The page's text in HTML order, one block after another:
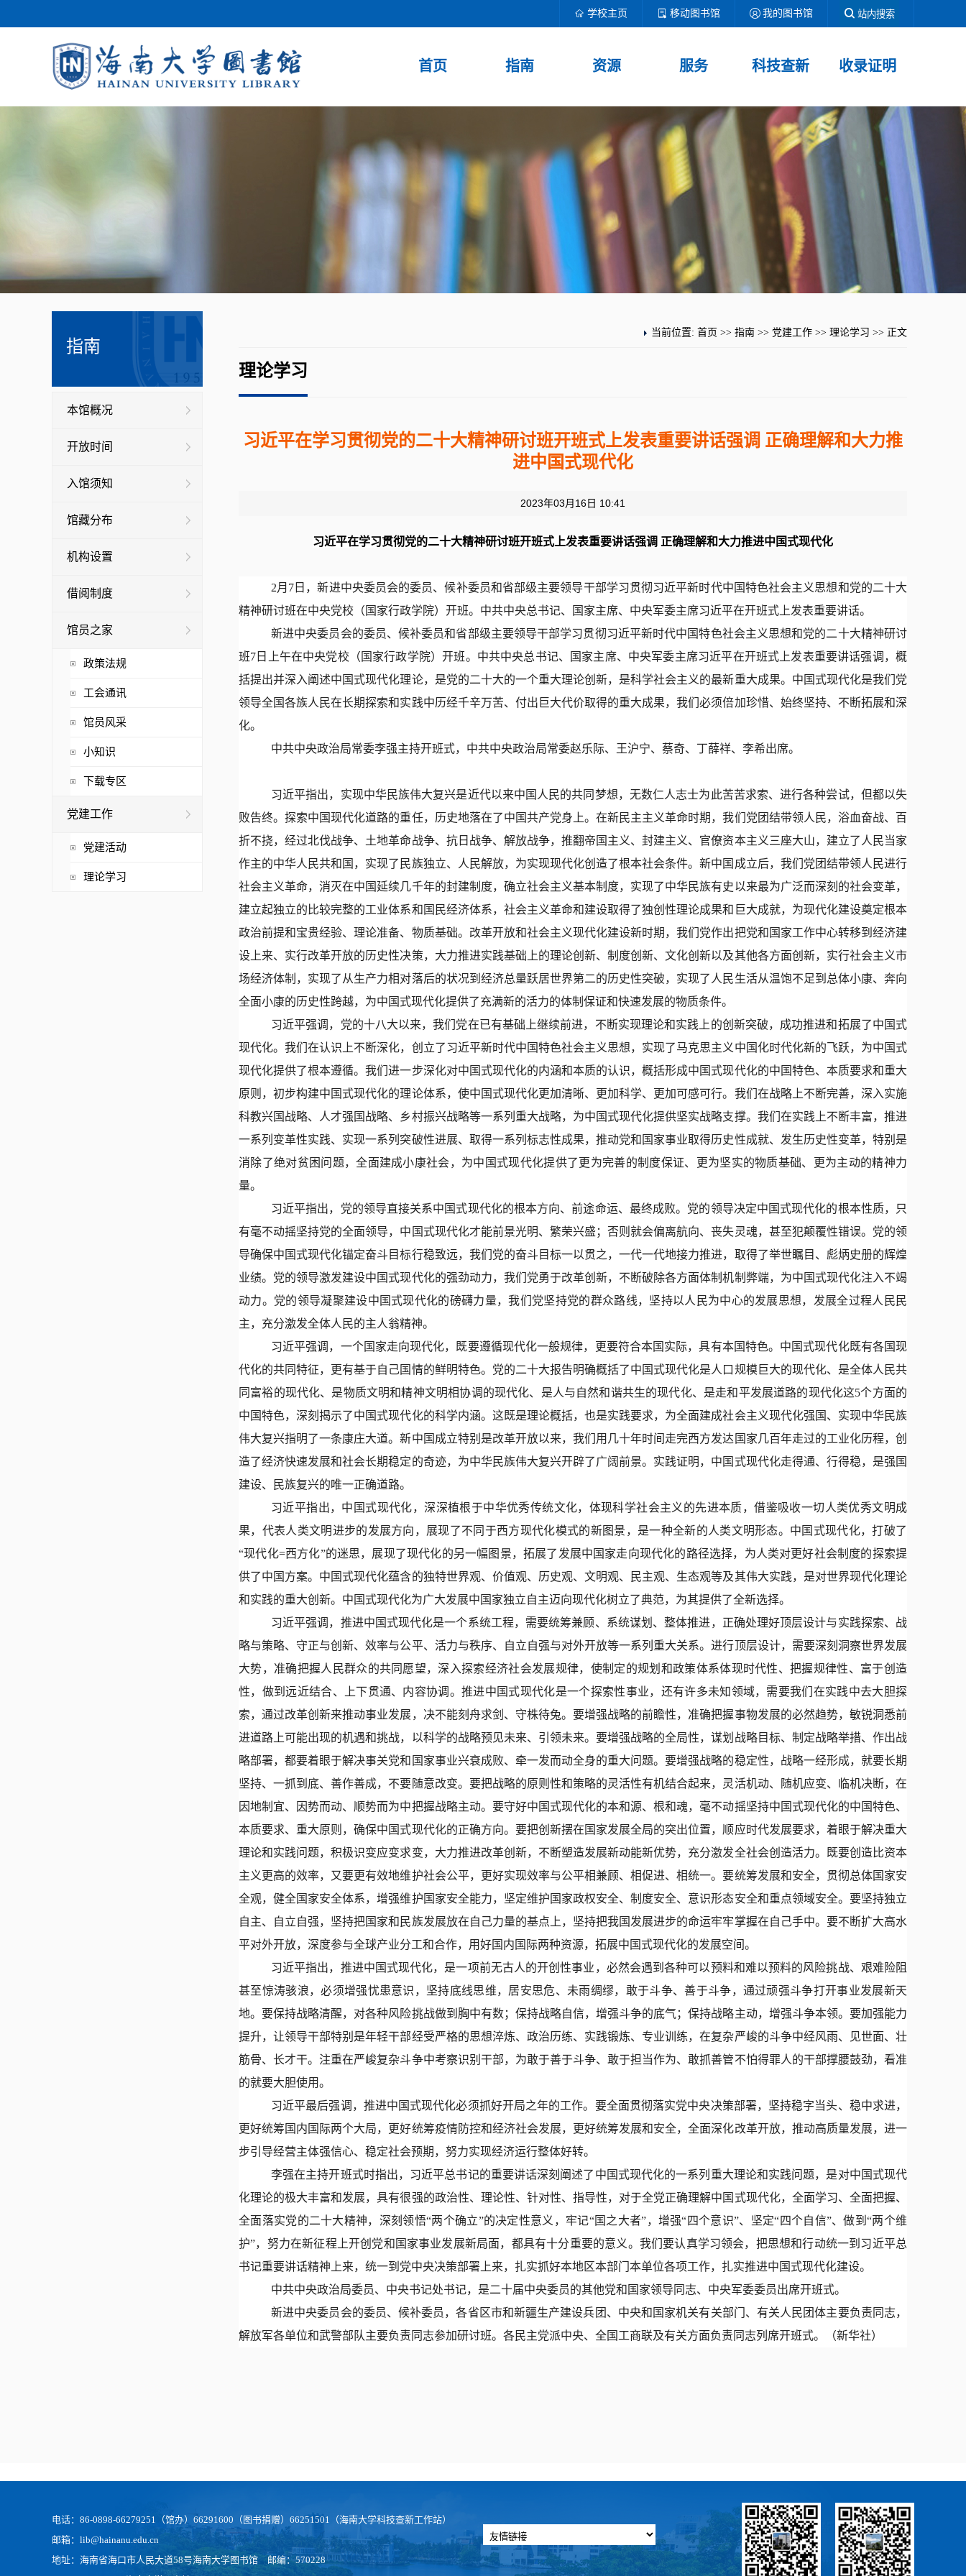
站内搜索
我的图书馆
移动图书馆
学校主页
首页 指南 资源 服务 科技查新 收录证明
指南
本馆概况
开放时间
入馆须知
馆藏分布
机构设置
借阅制度
馆员之家
政策法规
工会通讯
馆员风采
小知识
下载专区
党建工作
党建活动
理论学习
当前位置: 首页 >> 指南 >> 党建工作 >> 理论学习 >> 正文
理论学习
习近平在学习贯彻党的二十大精神研讨班开班式上发表重要讲话强调 正确理解和大力推
进中国式现代化
2023年03月16日 10:41
习近平在学习贯彻党的二十大精神研讨班开班式上发表重要讲话强调 正确理解和大力推进中国式现代化
2月7日，新进中央委员会的委员、候补委员和省部级主要领导干部学习贯彻习近平新时代中国特色社会主义思想和党的二十大
精神研讨班在中央党校（国家行政学院）开班。中共中央总书记、国家主席、中央军委主席习近平在开班式上发表重要讲话。
新进中央委员会的委员、候补委员和省部级主要领导干部学习贯彻习近平新时代中国特色社会主义思想和党的二十大精神研讨
班7日上午在中央党校（国家行政学院）开班。中共中央总书记、国家主席、中央军委主席习近平在开班式上发表重要讲话强调，概
括提出并深入阐述中国式现代化理论，是党的二十大的一个重大理论创新，是科学社会主义的最新重大成果。中国式现代化是我们党
领导全国各族人民在长期探索和实践中历经千辛万苦、付出巨大代价取得的重大成果，我们必须倍加珍惜、始终坚持、不断拓展和深
化。
中共中央政治局常委李强主持开班式，中共中央政治局常委赵乐际、王沪宁、蔡奇、丁薛祥、李希出席。
习近平指出，实现中华民族伟大复兴是近代以来中国人民的共同梦想，无数仁人志士为此苦苦求索、进行各种尝试，但都以失
败告终。探索中国现代化道路的重任，历史地落在了中国共产党身上。在新民主主义革命时期，我们党团结带领人民，浴血奋战、百
折不挠，经过北伐战争、土地革命战争、抗日战争、解放战争，推翻帝国主义、封建主义、官僚资本主义三座大山，建立了人民当家
作主的中华人民共和国，实现了民族独立、人民解放，为实现现代化创造了根本社会条件。新中国成立后，我们党团结带领人民进行
社会主义革命，消灭在中国延续几千年的封建制度，确立社会主义基本制度，实现了中华民族有史以来最为广泛而深刻的社会变革，
建立起独立的比较完整的工业体系和国民经济体系，社会主义革命和建设取得了独创性理论成果和巨大成就，为现代化建设奠定根本
政治前提和宝贵经验、理论准备、物质基础。改革开放和社会主义现代化建设新时期，我们党作出把党和国家工作中心转移到经济建
设上来、实行改革开放的历史性决策，大力推进实践基础上的理论创新、制度创新、文化创新以及其他各方面创新，实行社会主义市
场经济体制，实现了从生产力相对落后的状况到经济总量跃居世界第二的历史性突破，实现了人民生活从温饱不足到总体小康、奔向
全面小康的历史性跨越，为中国式现代化提供了充满新的活力的体制保证和快速发展的物质条件。
习近平强调，党的十八大以来，我们党在已有基础上继续前进，不断实现理论和实践上的创新突破，成功推进和拓展了中国式
现代化。我们在认识上不断深化，创立了习近平新时代中国特色社会主义思想，实现了马克思主义中国化时代化新的飞跃，为中国式
现代化提供了根本遵循。我们进一步深化对中国式现代化的内涵和本质的认识，概括形成中国式现代化的中国特色、本质要求和重大
原则，初步构建中国式现代化的理论体系，使中国式现代化更加清晰、更加科学、更加可感可行。我们在战略上不断完善，深入实施
科教兴国战略、人才强国战略、乡村振兴战略等一系列重大战略，为中国式现代化提供坚实战略支撑。我们在实践上不断丰富，推进
一系列变革性实践、实现一系列突破性进展、取得一系列标志性成果，推动党和国家事业取得历史性成就、发生历史性变革，特别是
消除了绝对贫困问题，全面建成小康社会，为中国式现代化提供了更为完善的制度保证、更为坚实的物质基础、更为主动的精神力
量。
习近平指出，党的领导直接关系中国式现代化的根本方向、前途命运、最终成败。党的领导决定中国式现代化的根本性质，只
有毫不动摇坚持党的全面领导，中国式现代化才能前景光明、繁荣兴盛；否则就会偏离航向、丧失灵魂，甚至犯颠覆性错误。党的领
导确保中国式现代化锚定奋斗目标行稳致远，我们党的奋斗目标一以贯之，一代一代地接力推进，取得了举世瞩目、彪炳史册的辉煌
业绩。党的领导激发建设中国式现代化的强劲动力，我们党勇于改革创新，不断破除各方面体制机制弊端，为中国式现代化注入不竭
动力。党的领导凝聚建设中国式现代化的磅礴力量，我们党坚持党的群众路线，坚持以人民为中心的发展思想，发展全过程人民民
主，充分激发全体人民的主人翁精神。
习近平强调，一个国家走向现代化，既要遵循现代化一般规律，更要符合本国实际，具有本国特色。中国式现代化既有各国现
代化的共同特征，更有基于自己国情的鲜明特色。党的二十大报告明确概括了中国式现代化是人口规模巨大的现代化、是全体人民共
同富裕的现代化、是物质文明和精神文明相协调的现代化、是人与自然和谐共生的现代化、是走和平发展道路的现代化这5个方面的
中国特色，深刻揭示了中国式现代化的科学内涵。这既是理论概括，也是实践要求，为全面建成社会主义现代化强国、实现中华民族
伟大复兴指明了一条康庄大道。新中国成立特别是改革开放以来，我们用几十年时间走完西方发达国家几百年走过的工业化历程，创
造了经济快速发展和社会长期稳定的奇迹，为中华民族伟大复兴开辟了广阔前景。实践证明，中国式现代化走得通、行得稳，是强国
建设、民族复兴的唯一正确道路。
习近平指出，中国式现代化，深深植根于中华优秀传统文化，体现科学社会主义的先进本质，借鉴吸收一切人类优秀文明成
果，代表人类文明进步的发展方向，展现了不同于西方现代化模式的新图景，是一种全新的人类文明形态。中国式现代化，打破了
“现代化=西方化”的迷思，展现了现代化的另一幅图景，拓展了发展中国家走向现代化的路径选择，为人类对更好社会制度的探索提
供了中国方案。中国式现代化蕴含的独特世界观、价值观、历史观、文明观、民主观、生态观等及其伟大实践，是对世界现代化理论
和实践的重大创新。中国式现代化为广大发展中国家独立自主迈向现代化树立了典范，为其提供了全新选择。
习近平强调，推进中国式现代化是一个系统工程，需要统筹兼顾、系统谋划、整体推进，正确处理好顶层设计与实践探索、战
略与策略、守正与创新、效率与公平、活力与秩序、自立自强与对外开放等一系列重大关系。进行顶层设计，需要深刻洞察世界发展
大势，准确把握人民群众的共同愿望，深入探索经济社会发展规律，使制定的规划和政策体系体现时代性、把握规律性、富于创造
性，做到远近结合、上下贯通、内容协调。推进中国式现代化是一个探索性事业，还有许多未知领域，需要我们在实践中去大胆探
索，通过改革创新来推动事业发展，决不能刻舟求剑、守株待兔。要增强战略的前瞻性，准确把握事物发展的必然趋势，敏锐洞悉前
进道路上可能出现的机遇和挑战，以科学的战略预见未来、引领未来。要增强战略的全局性，谋划战略目标、制定战略举措、作出战
略部署，都要着眼于解决事关党和国家事业兴衰成败、牵一发而动全身的重大问题。要增强战略的稳定性，战略一经形成，就要长期
坚持、一抓到底、善作善成，不要随意改变。要把战略的原则性和策略的灵活性有机结合起来，灵活机动、随机应变、临机决断，在
因地制宜、因势而动、顺势而为中把握战略主动。要守好中国式现代化的本和源、根和魂，毫不动摇坚持中国式现代化的中国特色、
本质要求、重大原则，确保中国式现代化的正确方向。要把创新摆在国家发展全局的突出位置，顺应时代发展要求，着眼于解决重大
理论和实践问题，积极识变应变求变，大力推进改革创新，不断塑造发展新动能新优势，充分激发全社会创造活力。既要创造比资本
主义更高的效率，又要更有效地维护社会公平，更好实现效率与公平相兼顾、相促进、相统一。要统筹发展和安全，贯彻总体国家安
全观，健全国家安全体系，增强维护国家安全能力，坚定维护国家政权安全、制度安全、意识形态安全和重点领域安全。要坚持独立
自主、自立自强，坚持把国家和民族发展放在自己力量的基点上，坚持把我国发展进步的命运牢牢掌握在自己手中。要不断扩大高水
平对外开放，深度参与全球产业分工和合作，用好国内国际两种资源，拓展中国式现代化的发展空间。
习近平指出，推进中国式现代化，是一项前无古人的开创性事业，必然会遇到各种可以预料和难以预料的风险挑战、艰难险阻
甚至惊涛骇浪，必须增强忧患意识，坚持底线思维，居安思危、未雨绸缪，敢于斗争、善于斗争，通过顽强斗争打开事业发展新天
地。要保持战略清醒，对各种风险挑战做到胸中有数；保持战略自信，增强斗争的底气；保持战略主动，增强斗争本领。要加强能力
提升，让领导干部特别是年轻干部经受严格的思想淬炼、政治历练、实践锻炼、专业训练，在复杂严峻的斗争中经风雨、见世面、壮
筋骨、长才干。注重在严峻复杂斗争中考察识别干部，为敢于善于斗争、敢于担当作为、敢抓善管不怕得罪人的干部撑腰鼓劲，看准
的就要大胆使用。
习近平最后强调，推进中国式现代化必须抓好开局之年的工作。要全面贯彻落实党中央决策部署，坚持稳字当头、稳中求进，
更好统筹国内国际两个大局，更好统筹疫情防控和经济社会发展，更好统筹发展和安全，全面深化改革开放，推动高质量发展，进一
步引导经营主体强信心、稳定社会预期，努力实现经济运行整体好转。
李强在主持开班式时指出，习近平总书记的重要讲话深刻阐述了中国式现代化的一系列重大理论和实践问题，是对中国式现代
化理论的极大丰富和发展，具有很强的政治性、理论性、针对性、指导性，对于全党正确理解中国式现代化，全面学习、全面把握、
全面落实党的二十大精神，深刻领悟“两个确立”的决定性意义，牢记“国之大者”，增强“四个意识”、坚定“四个自信”、做到“两个维
护”，努力在新征程上开创党和国家事业发展新局面，都具有十分重要的意义。我们要认真学习领会，把思想和行动统一到习近平总
书记重要讲话精神上来，统一到党中央决策部署上来，扎实抓好本地区本部门本单位各项工作，扎实推进中国式现代化建设。
中共中央政治局委员、中央书记处书记，是二十届中央委员的其他党和国家领导同志、中央军委委员出席开班式。
新进中央委员会的委员、候补委员，各省区市和新疆生产建设兵团、中央和国家机关有关部门、有关人民团体主要负责同志，
解放军各单位和武警部队主要负责同志参加研讨班。各民主党派中央、全国工商联及有关方面负责同志列席开班式。（新华社）
电话：86-0898-66279251（馆办）66291600（图书捐赠）66251501（海南大学科技查新工作站）
邮箱：lib@hainanu.edu.cn
地址：海南省海口市人民大道58号海南大学图书馆 邮编：570228